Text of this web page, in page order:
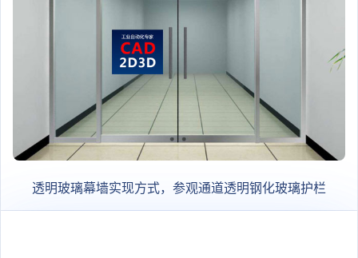
透明玻璃幕墙实现方式，参观通道透明钢化玻璃护栏